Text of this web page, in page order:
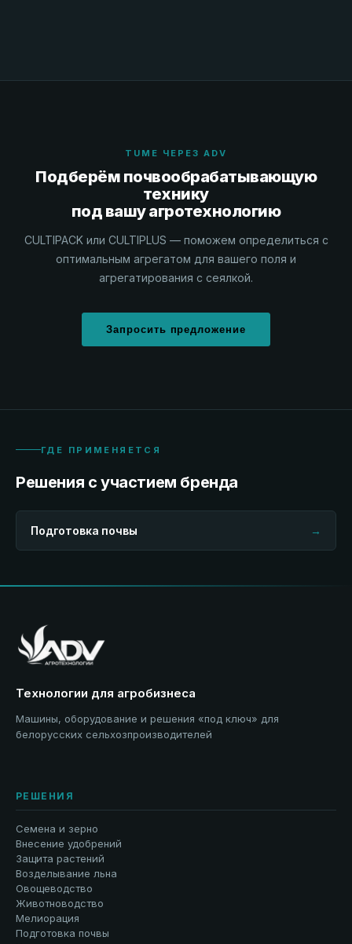
TUME ЧЕРЕЗ ADV
Подберём почвообрабатывающую
технику
под вашу агротехнологию
CULTIPACK или CULTIPLUS — поможем определиться с
оптимальным агрегатом для вашего поля и
агрегатирования с сеялкой.
Запросить предложение
ГДЕ ПРИМЕНЯЕТСЯ
Решения с участием бренда
Подготовка почвы →
Технологии для агробизнеса
Машины, оборудование и решения «под ключ» для
белорусских сельхозпроизводителей
РЕШЕНИЯ
Семена и зерно
Внесение удобрений
Защита растений
Возделывание льна
Овощеводство
Животноводство
Мелиорация
Подготовка почвы